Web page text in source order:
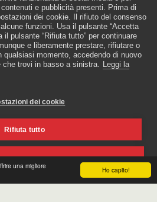
Ho capito!
una migliore
e pubblicità presenti. Prima di
dei cookie. Il rifiuto del consenso
funzioni. Usa il pulsante “Accetta
il pulsante “Rifiuta tutto” per continuare
e liberamente prestare, rifiutare o
qualsiasi momento, accedendo di nuovo
che trovi in basso a sinistra. Leggi la
dei cookie
Rifiuta tutto
|Privacy Policy